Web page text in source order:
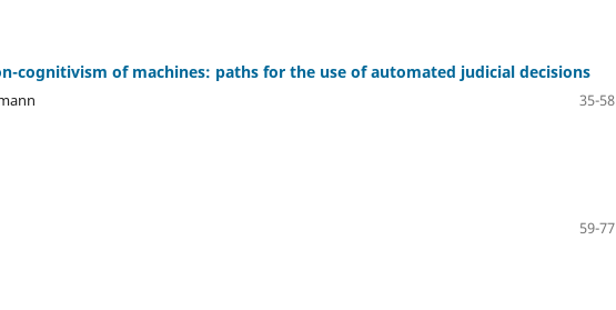
cognitivism of machines: paths for the use of automated judicial decisions
35-58
59-77